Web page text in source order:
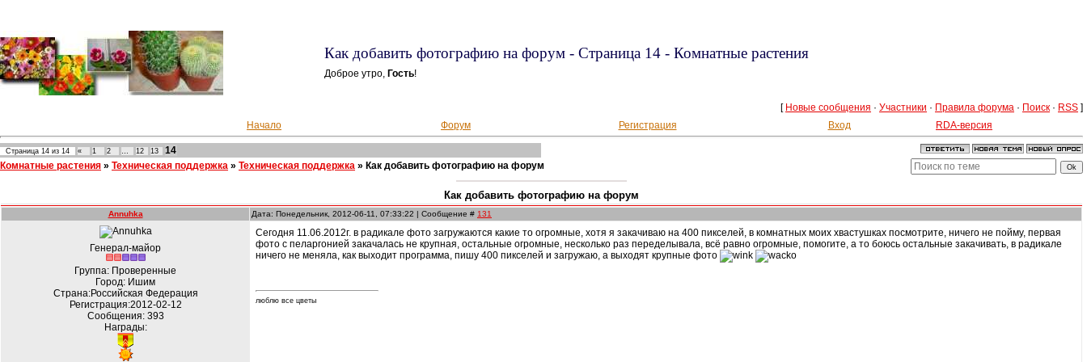
Как добавить фотографию на форум - Страница 14 - Комнатные растения
Доброе утро, Гость!
[ Новые сообщения · Участники · Правила форума · Поиск · RSS ]
Начало
Форум Регистрация Вход RDA-версия
Страница 14 из 14 « 1 2 … 12 13
14
Комнатные растения » Техническая поддержка » Техническая поддержка » Как добавить фотографию на форум
Как добавить фотографию на форум
Annuhka Дата: Понедельник, 2012-06-11, 07:33:22 | Сообщение # 131
Генерал-майор
Группа: Проверенные
Город: Ишим
Страна:Российская Федерация
Регистрация:2012-02-12
Сообщения: 393
Награды:
Сегодня 11.06.2012г. в радикале фото загружаются какие то огромные, хотя я закачиваю на 400 пикселей, в комнатных моих хвастушках посмотрите, ничего не пойму, первая
фото с пеларгонией закачалась не крупная, остальные огромные, несколько раз переделывала, всё равно огромные, помогите, а то боюсь остальные закачивать, в радикале
ничего не меняла, как выходит программа, пишу 400 пикселей и загружаю, а выходят крупные фото
люблю все цветы